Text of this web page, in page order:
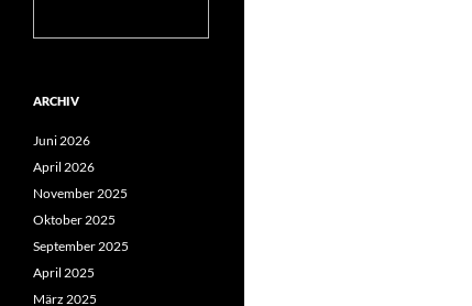
ARCHIV
Juni 2026
April 2026
November 2025
Oktober 2025
September 2025
April 2025
März 2025